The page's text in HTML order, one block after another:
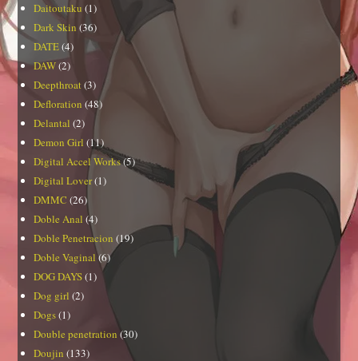
Daitoutaku (1)
Dark Skin (36)
DATE(4)
DAW(2)
Deepthroat(3)
Defloration (48)
Delantal (2)
Demon Girl (11)
Digital Accel Works(5)
Digital Lover(1)
DMMC (26)
Doble Anal (4)
Doble Penetracion (19)
Doble Vaginal(6)
DOG DAYS(1)
Dog girl (2)
Dogs(1)
Double penetration (30)
Doujin (133)